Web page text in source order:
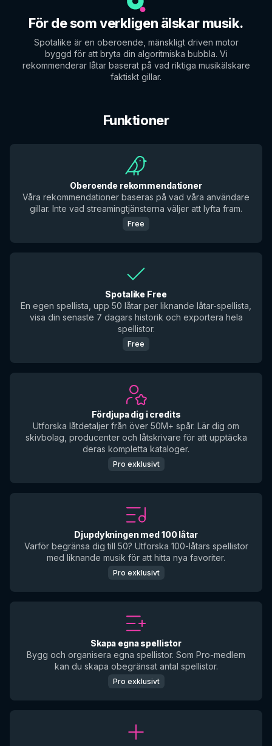
För de som verkligen älskar musik.
Spotalike är en oberoende, mänskligt driven motor
byggd för att bryta din algoritmiska bubbla. Vi
rekommenderar låtar baserat på vad riktiga musikälskare
faktiskt gillar.
Funktioner
Oberoende rekommendationer
Våra rekommendationer baseras på vad våra användare
gillar. Inte vad streamingtjänsterna väljer att lyfta fram.
Free
Spotalike Free
En egen spellista, upp 50 låtar per liknande låtar-spellista,
visa din senaste 7 dagars historik och exportera hela
spellistor.
Free
Fördjupa dig i credits
Utforska låtdetaljer från över 50M+ spår. Lär dig om
skivbolag, producenter och låtskrivare för att upptäcka
deras kompletta kataloger.
Pro exklusivt
Djupdykningen med 100 låtar
Varför begränsa dig till 50? Utforska 100-låtars spellistor
med liknande musik för att hitta nya favoriter.
Pro exklusivt
Skapa egna spellistor
Bygg och organisera egna spellistor. Som Pro-medlem
kan du skapa obegränsat antal spellistor.
Pro exklusivt